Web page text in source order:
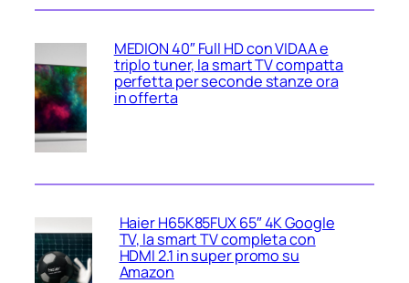
MEDION 40″ Full HD con VIDAA e
triplo tuner, la smart TV compatta
perfetta per seconde stanze ora
in offerta
Haier H65K85FUX 65″ 4K Google
TV, la smart TV completa con
HDMI 2.1 in super promo su
Amazon